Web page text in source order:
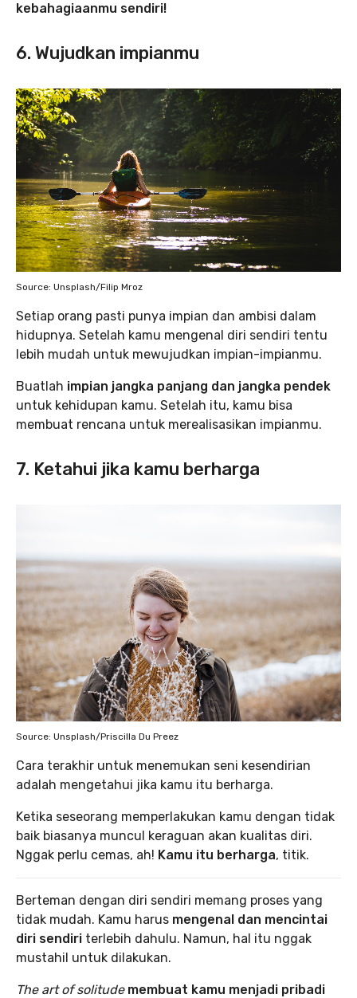
kebahagiaanmu sendiri!
6. Wujudkan impianmu
Source: Unsplash/Filip Mroz
Setiap orang pasti punya impian dan ambisi dalam
hidupnya. Setelah kamu mengenal diri sendiri tentu
lebih mudah untuk mewujudkan impian-impianmu.
Buatlah impian jangka panjang dan jangka pendek
untuk kehidupan kamu. Setelah itu, kamu bisa
membuat rencana untuk merealisasikan impianmu.
7. Ketahui jika kamu berharga
Source: Unsplash/Priscilla Du Preez
Cara terakhir untuk menemukan seni kesendirian
adalah mengetahui jika kamu itu berharga.
Ketika seseorang memperlakukan kamu dengan tidak
baik biasanya muncul keraguan akan kualitas diri.
Nggak perlu cemas, ah! Kamu itu berharga, titik.
Berteman dengan diri sendiri memang proses yang
tidak mudah. Kamu harus mengenal dan mencintai
diri sendiri terlebih dahulu. Namun, hal itu nggak
mustahil untuk dilakukan.
The art of solitude membuat kamu menjadi pribadi